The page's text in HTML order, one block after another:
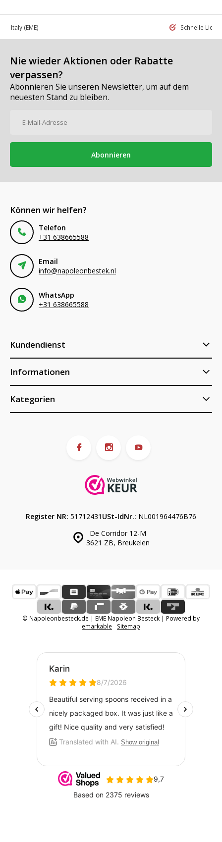
in Italy (EME) Schnelle
Nie wieder Aktionen oder Rabatte
verpassen?
Abonnieren Sie unseren Newsletter, um auf dem
neuesten Stand zu bleiben.
Abonnieren
Können wir helfen?
Telefon
+31 638665588
Email
info@napoleonbestek.nl
WhatsApp
+31 638665588
Kundendienst
Informationen
Kategorien
De Corridor 12-M
3621 ZB, Breukelen
Register NR: 51712431 USt-IdNr.: NL001964476B76
© Napoleonbesteck.de | EME Napoleon Besteck | Powered by
emarkable
Sitemap